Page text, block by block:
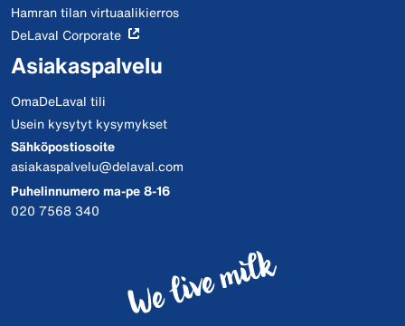
Hamran tilan virtuaalikierros
DeLaval Corporate
Asiakaspalvelu
OmaDeLaval tili
Usein kysytyt kysymykset
Sähköpostiosoite
asiakaspalvelu@delaval.com
Puhelinnumero ma-pe 8-16
020 7568 340